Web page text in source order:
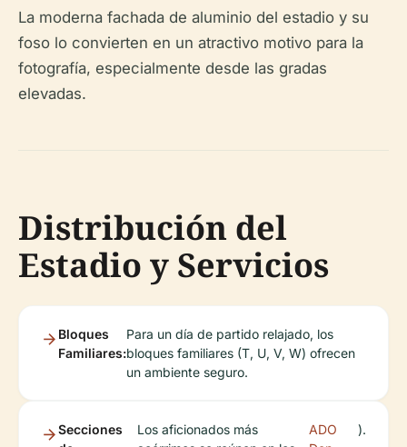
La moderna fachada de aluminio del estadio y su
foso lo convierten en un atractivo motivo para la
fotografía, especialmente desde las gradas
elevadas.
Distribución del
Estadio y Servicios
Bloques
Familiares:
Para un día de partido relajado, los
bloques familiares (T, U, V, W) ofrecen
un ambiente seguro.
Secciones
Los aficionados más
ADO
).